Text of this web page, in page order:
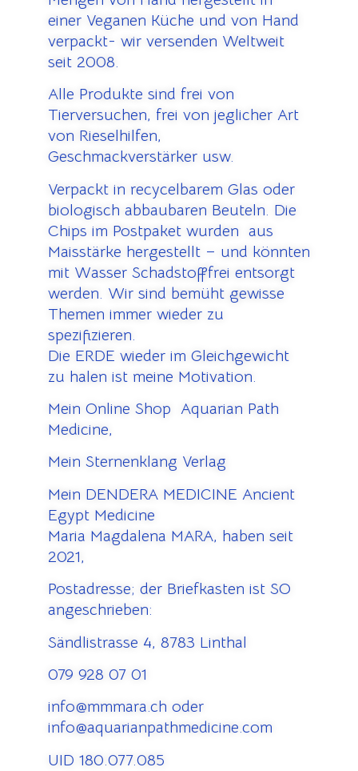
einer Veganen Küche und von Hand
verpackt- wir versenden Weltweit
seit 2008.
Alle Produkte sind frei von
Tierversuchen, frei von jeglicher Art
von Rieselhilfen,
Geschmackverstärker usw.
Verpackt in recycelbarem Glas oder
biologisch abbaubaren Beuteln. Die
Chips im Postpaket wurden aus
Maisstärke hergestellt – und könnten
mit Wasser Schadstofffrei entsorgt
werden. Wir sind bemüht gewisse
Themen immer wieder zu
spezifizieren.
Die ERDE wieder im Gleichgewicht
zu halen ist meine Motivation.
Mein Online Shop Aquarian Path
Medicine,
Mein Sternenklang Verlag
Mein DENDERA MEDICINE Ancient
Egypt Medicine
Maria Magdalena MARA, haben seit
2021,
Postadresse; der Briefkasten ist SO
angeschrieben:
Sändlistrasse 4, 8783 Linthal
079 928 07 01
info@mmmara.ch oder
info@aquarianpathmedicine.com
UID 180.077.085